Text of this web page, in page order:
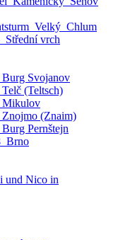
vrch
Burg Svojanov
(Teltsch)
Mikulov
Znojmo (Znaim)
Pernštejn
und Nico in